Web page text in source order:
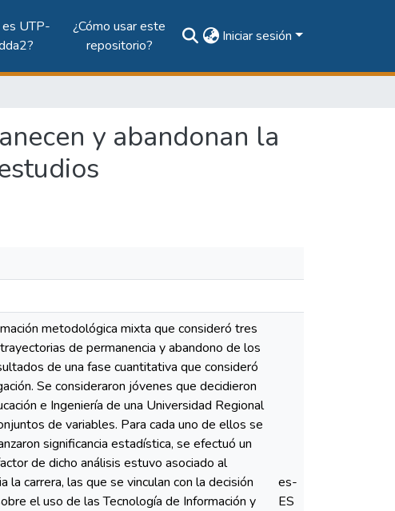
es UTP-
¿Cómo usar este
repositorio?
Iniciar sesión
y abandonan la
metodológica mixta que consideró tres
de permanencia y abandono de los
de una fase cuantitativa que consideró
Se consideraron jóvenes que decidieron
e Ingeniería de una Universidad Regional
de variables. Para cada uno de ellos se
significancia estadística, se efectuó un
de dicho análisis estuvo asociado al
carrera, las que se vinculan con la decisión
el uso de las Tecnología de Información y
es-
ES